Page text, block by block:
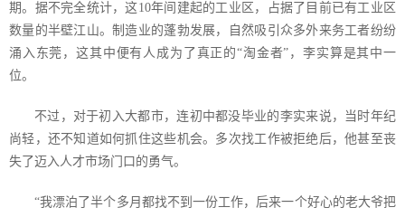
期。据不完全统计，这10年间建起的工业区，占据了目前已有工业区
数量的半壁江山。制造业的蓬勃发展，自然吸引众多外来务工者纷纷
涌入东莞，这其中便有人成为了真正的“淘金者”，李实算是其中一
位。
不过，对于初入大都市，连初中都没毕业的李实来说，当时年纪
尚轻，还不知道如何抓住这些机会。多次找工作被拒绝后，他甚至丧
失了迈入人才市场门口的勇气。
“我漂泊了半个多月都找不到一份工作，后来一个好心的老大爷把